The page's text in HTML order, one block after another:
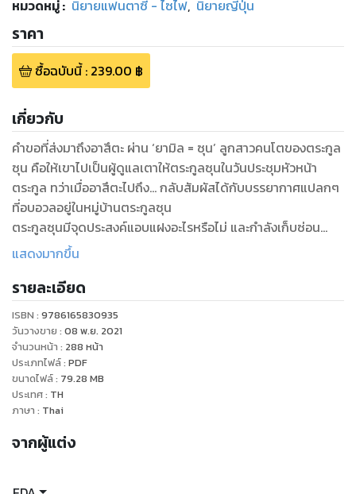
หมวดหมู่: นิยายแฟนตาซี - ไซไฟ, นิยายญี่ปุ่น
ราคา
ซื้อฉบับนี้: 239.00 ฿
เกี่ยวกับ
คำขอที่ส่งมาถึงอาสึตะ ผ่าน ‘ยามิล = ซุน’ ลูกสาวคนโตของตระกูล
ซุน คือให้เขาไปเป็นผู้ดูแลเตาให้ตระกูลซุนในวันประชุมหัวหน้า
ตระกูล ทว่าเมื่ออาสึตะไปถึง… กลับสัมผัสได้กับบรรยากาศแปลกๆ
ที่อบอวลอยู่ในหมู่บ้านตระกูลซุน
ตระกูลซุนมีจุดประสงค์แอบแฝงอะไรหรือไม่ และกำลังเก็บซ่อน
ความลับแบบไหนเอาไว้กัน…? เรื่องราวของชายป่าที่เข้มข้นดำเนิน
แสดงมากขึ้น
รายละเอียด
ISBN : 9786165830935
วันวางขาย : 08 พ.ย. 2021
จำนวนหน้า : 288 หน้า
ประเภทไฟล์: PDF
ขนาดไฟล์: 79.28 MB
ประเทศ: TH
ภาษา : Thai
จากผู้แต่ง